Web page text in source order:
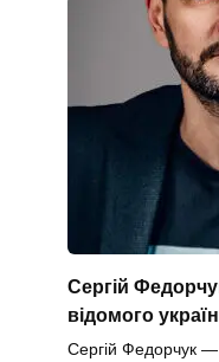
Сергій
відомого
Сергій Федорчук —